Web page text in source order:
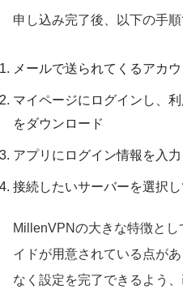
申し込み完了後、以下の手
メールで送られてくるアカ
マイページにログインし、
をダウンロード
アプリにログイン情報を入力
接続したいサーバーを選択
MillenVPNの大きな特徴と
イドが用意されている点が
なく設定を完了できるよう